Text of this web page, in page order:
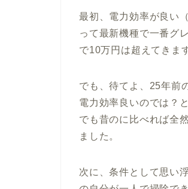
最初、電力効率が良い
って最新機種で一番グ
で10万円は超えてきま
でも、待てよ、25年前
電力効率良いのでは？
でも昔のに比べれば全
ました。
次に、条件として思い